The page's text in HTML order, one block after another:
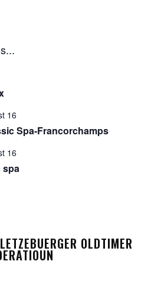
16
Spa-Francorchamps
16
spa
OLDTIMER